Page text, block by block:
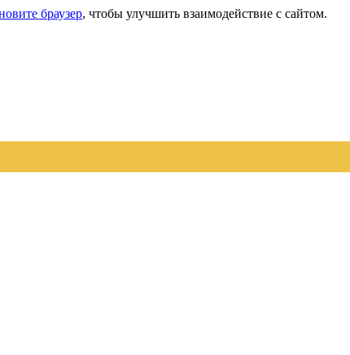
браузер, чтобы улучшить взаимодействие с сайтом.